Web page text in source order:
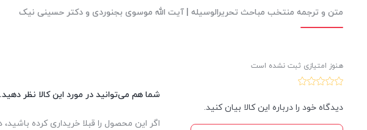
متن و ترجمه منتخب مباحث تحریرالوسیله | آیت الله موسوی بجنوردی و دکتر حسینی نیک
هنوز امتیازی ثبت نشده است
دیدگاه خود را درباره این کالا بیان کنید.
شما هم می‌توانید در مورد این کالا نظر دهید.
اگر این محصول را قبلا خریداری کرده